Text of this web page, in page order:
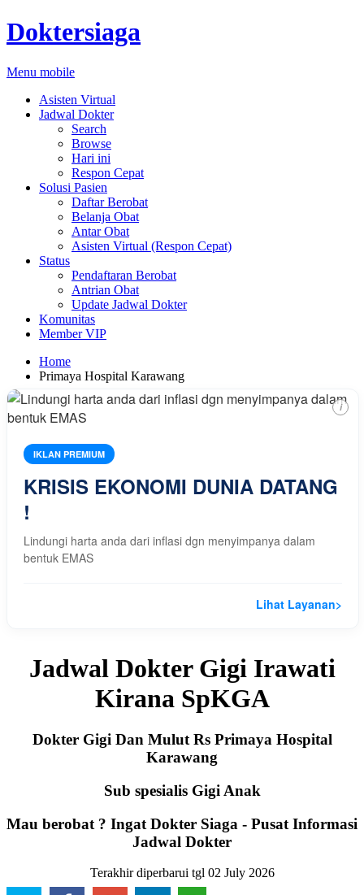
Doktersiaga
Menu mobile
Asisten Virtual
Jadwal Dokter
Search
Browse
Hari ini
Respon Cepat
Solusi Pasien
Daftar Berobat
Belanja Obat
Antar Obat
Asisten Virtual (Respon Cepat)
Status
Pendaftaran Berobat
Antrian Obat
Update Jadwal Dokter
Komunitas
Member VIP
Home
Primaya Hospital Karawang
IKLAN PREMIUM
KRISIS EKONOMI DUNIA DATANG
!
Lindungi harta anda dari inflasi dgn menyimpanya dalam
bentuk EMAS
Lihat Layanan>
i
Jadwal Dokter Gigi Irawati
Kirana SpKGA
Dokter Gigi Dan Mulut Rs Primaya Hospital
Karawang
Sub spesialis Gigi Anak
Mau berobat ? Ingat Dokter Siaga - Pusat Informasi
Jadwal Dokter
Terakhir diperbarui tgl 02 July 2026